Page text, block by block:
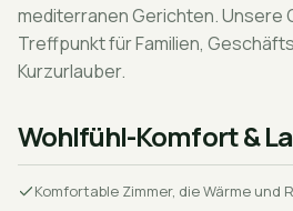
mediterranen Gerichten. Unsere
Treffpunkt für Familien,
Kurzurlauber.
Wohlfühl-Komfort &
Komfortable Zimmer, die Wärme und